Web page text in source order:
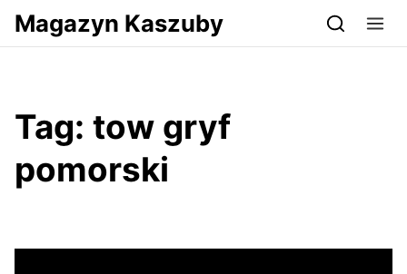
Przejdź do serwisu magazynkaszuby.pl
Magazyn Kaszuby
Tag: tow gryf
pomorski